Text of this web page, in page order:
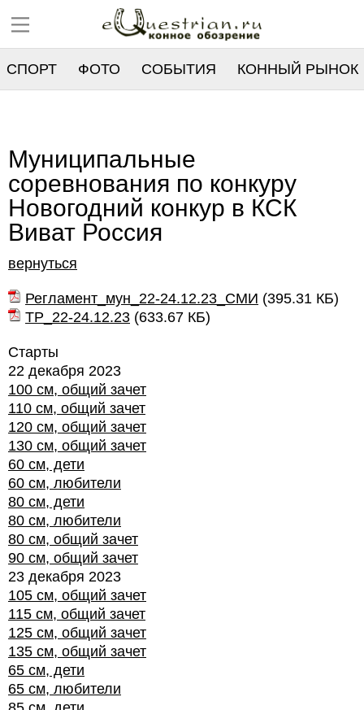
СПОРТ ФОТО СОБЫТИЯ КОННЫЙ РЫНОК
Муниципальные
соревнования по конкуру
Новогодний конкур в КСК
Виват Россия
вернуться
Регламент_мун_22-24.12.23_СМИ (395.31 КБ)
ТР_22-24.12.23 (633.67 КБ)
Старты
22 декабря 2023
100 см, общий зачет
110 см, общий зачет
120 см, общий зачет
130 см, общий зачет
60 см, дети
60 см, любители
80 см, дети
80 см, любители
80 см, общий зачет
90 см, общий зачет
23 декабря 2023
105 см, общий зачет
115 см, общий зачет
125 см, общий зачет
135 см, общий зачет
65 см, дети
65 см, любители